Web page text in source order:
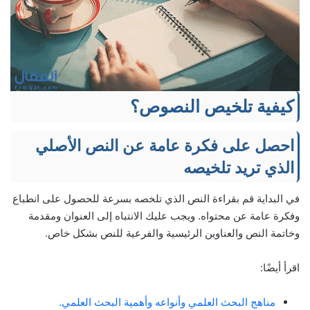
كيفية تلخيص النصوص؟
احصل على فكرة عامة عن النص الأصلي
الذي تريد تلخيصه
في البداية قم بقراءة النص الذي تلخصه بسرعة للحصول على انطباع
وفكرة عامة عن محتواه. ويجب عليك الانتباه إلى العنوان ومقدمة
وخاتمة النص والعناوين الرئيسية والفرعية للنص بشكل خاص.
اقرأ أيضًا:
مناهج البحث العلمي وأنواعه وأهمية البحث العلمي.